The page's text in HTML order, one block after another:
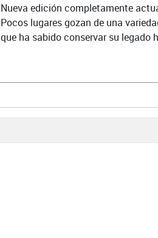
Nueva edición completamente
Pocos lugares gozan de una
que ha sabido conservar su legado